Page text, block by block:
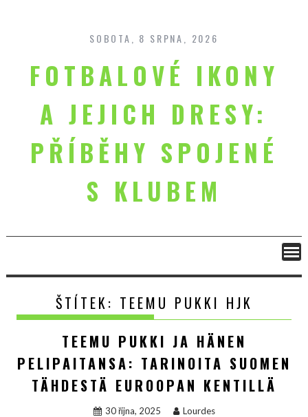
content
SOBOTA, 8 SRPNA, 2026
FOTBALOVÉ IKONY
A JEJICH DRESY:
PŘÍBĚHY SPOJENÉ
S KLUBEM
ŠTÍTEK: TEEMU PUKKI HJK
TEEMU PUKKI JA HÄNEN
PELIPAITANSA: TARINOITA SUOMEN
TÄHDESTÄ EUROOPAN KENTILLÄ
30 října, 2025 Lourdes